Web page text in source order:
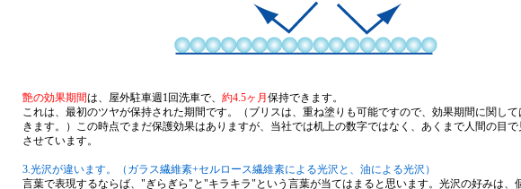
艶の効果期間は、屋外駐車週1回洗車で、 約4.5ヶ月 保持できます。
これは、最初のツヤが保持された期間です。（ブリスは、重ね塗りも可能ですので、効果期間に関し
きます。）この時点でまだ保護効果はありますが、当社では机上の数字ではなく、あくまで人間の目
させています。
3.光沢が違います。（ガラス繊維素+セルロース繊維素による光沢と、油による光沢）
言葉で表現するならば、"ぎらぎら"と"キラキラ"という言葉が当てはまると思います。光沢の好みは、